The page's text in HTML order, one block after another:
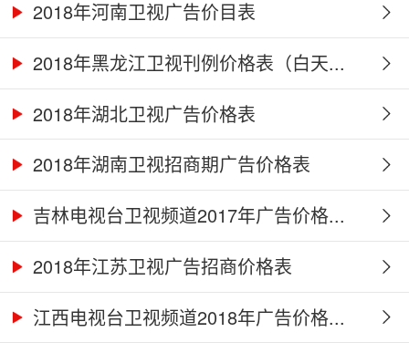
2018年河南卫视广告价目表
2018年黑龙江卫视刊例价格表（白天...
2018年湖北卫视广告价格表
2018年湖南卫视招商期广告价格表
吉林电视台卫视频道2017年广告价格...
2018年江苏卫视广告招商价格表
江西电视台卫视频道2018年广告价格...